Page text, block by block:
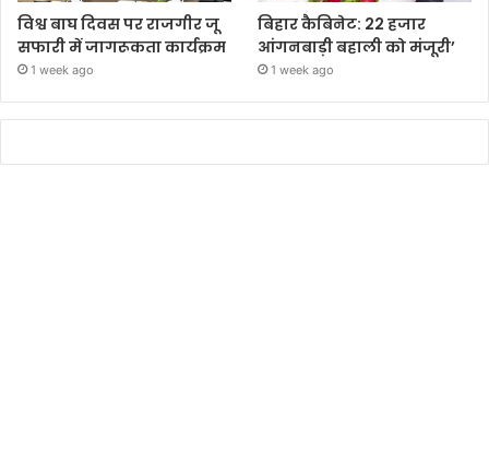
विश्व बाघ दिवस पर राजगीर जू
सफारी में जागरूकता कार्यक्रम
1 week ago
बिहार कैबिनेट: 22 हजार
आंगनबाड़ी बहाली को मंजूरी’
1 week ago